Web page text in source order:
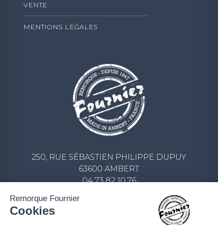
VENTE
MENTIONS LÉGALES
250, RUE SÉBASTIEN PHILIPPE DUPUY
63600 AMBERT
04 73 82 10 76
ECRIVEZ-NOUS UN MESSAGE
Remorque Fournier
Cookies